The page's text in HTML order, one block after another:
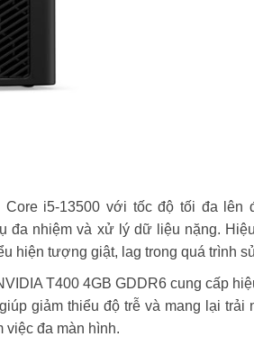
i5-13500 với tốc độ tối đa lên
đa nhiệm và xử lý dữ liệu nặng.
hiện tượng giật, lag trong quá trình
T400 4GB GDDR6 cung cấp
giảm thiểu độ trễ và mang lại trải
việc đa màn hình.